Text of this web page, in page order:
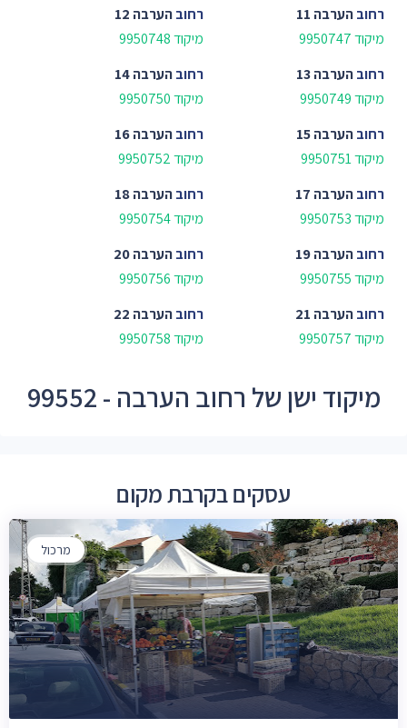
רחובהערבה 11
מיקוד 9950747
רחובהערבה 12
מיקוד 9950748
רחובהערבה 13
מיקוד 9950749
רחובהערבה 14
מיקוד 9950750
רחובהערבה 15
מיקוד 9950751
רחובהערבה 16
מיקוד 9950752
רחובהערבה 17
מיקוד 9950753
רחובהערבה 18
מיקוד 9950754
רחובהערבה 19
מיקוד 9950755
רחובהערבה 20
מיקוד 9950756
רחובהערבה 21
מיקוד 9950757
רחובהערבה 22
מיקוד 9950758
מיקוד ישן של רחוב הערבה - 99552
עסקים בקרבת מקום
מרכול